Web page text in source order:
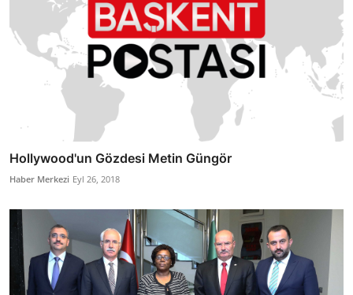
Hollywood'un Gözdesi Metin Güngör
Haber Merkezi Eyl 26, 2018